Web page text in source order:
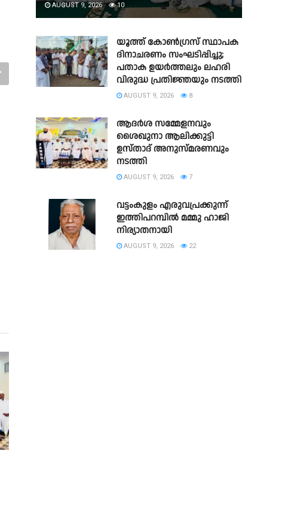
AUGUST 9, 2026 10
യൂത്ത് കോൺഗ്രസ് സ്ഥാപക
ദിനാചരണം സംഘടിപ്പിച്ചു;
പതാക ഉയർത്തലും ലഹരി
വിരുദ്ധ പ്രതിജ്ഞയും നടത്തി
AUGUST 9, 2026 8
ആദർശ സമ്മേളനവും
ശൈഖുനാ ആലിക്കുട്ടി
ഉസ്താദ് അനുസ്മരണവും
നടത്തി
AUGUST 9, 2026 7
വട്ടംകുളം എരുവപ്രക്കുന്ന്
ഇത്തിപറമ്പിൽ മമ്മു ഹാജി
നിര്യാതനായി
AUGUST 9, 2026 22